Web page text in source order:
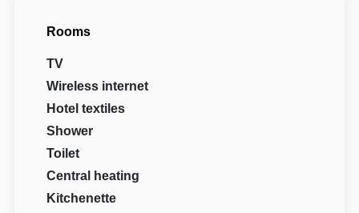
Rooms
TV
Wireless internet
Hotel textiles
Shower
Toilet
Central heating
Kitchenette